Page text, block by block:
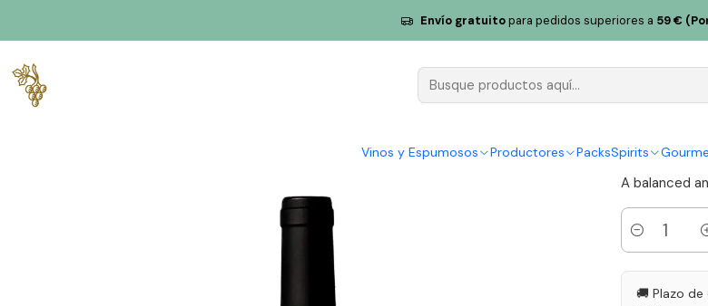
Vinos y Espumosos Productores PacksSpirits
Envío gratuitopara pedidos superiores a 59 €
Oda Bodega Cuarteto 2022 Tejo Tinto 75cl
|
A balanced
Cantidad
🚚 Plazo